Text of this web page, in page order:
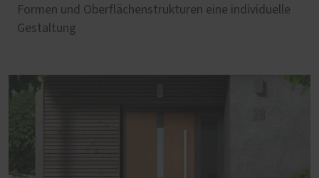
Formen und Oberflächenstrukturen eine individuelle
Gestaltung